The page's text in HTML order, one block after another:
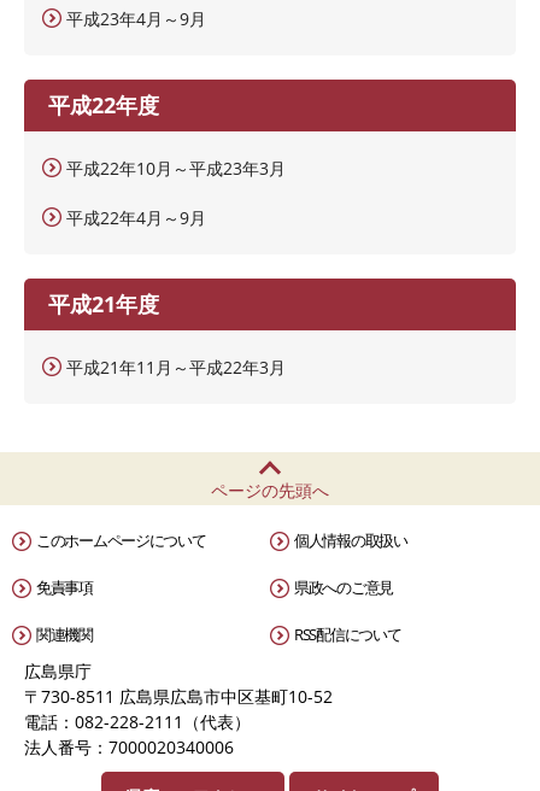
平成23年4月～9月
平成22年度
平成22年10月～平成23年3月
平成22年4月～9月
平成21年度
平成21年11月～平成22年3月
ページの先頭へ
このホームページについて 個人情報の取扱い
免責事項 県政へのご意見
関連機関 RSS配信について
広島県庁
〒730-8511 広島県広島市中区基町10-52
電話：082-228-2111（代表）
法人番号：7000020340006